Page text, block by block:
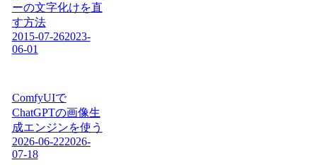
ーの文字化けを直
す方法
2015-07-262023-
06-01
ComfyUIで
ChatGPTの画像生
成エンジンを使う
2026-06-222026-
07-18